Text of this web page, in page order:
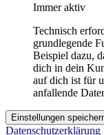
Immer aktiv
Technisch
grundlegende
Beispiel dazu,
dich in dein
auf dich ist für
anfallende
Einstellungen
Datenschutzerklärung